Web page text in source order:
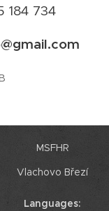
184 734
MSFHR
Vlachovo Březí
Languages